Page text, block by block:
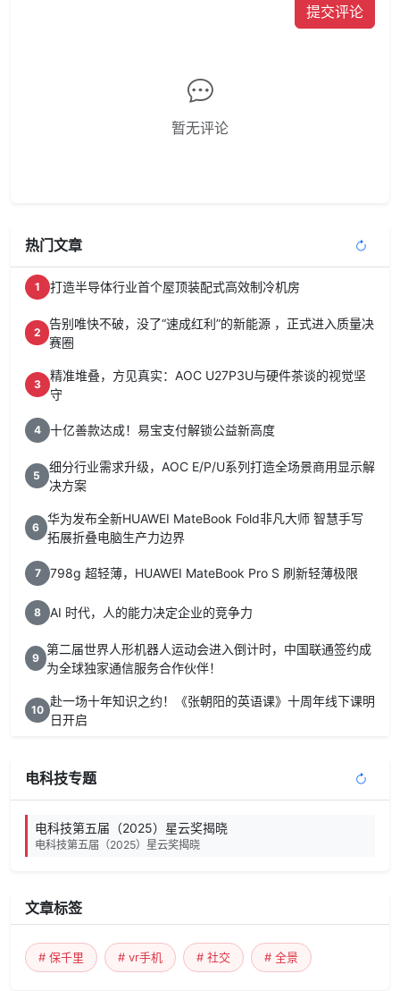
提交评论
暂无评论
热门文章
1 打造半导体行业首个屋顶装配式高效制冷机房
2
告别唯快不破，没了“速成红利”的新能源 ，正式进入质量决
赛圈
3
精准堆叠，方见真实：AOC U27P3U与硬件茶谈的视觉坚
守
4 十亿善款达成！易宝支付解锁公益新高度
5
细分行业需求升级，AOC E/P/U系列打造全场景商用显示解
决方案
6
华为发布全新HUAWEI MateBook Fold非凡大师 智慧手写
拓展折叠电脑生产力边界
7 798g 超轻薄，HUAWEI MateBook Pro S 刷新轻薄极限
8 AI 时代，人的能力决定企业的竞争力
9
第二届世界人形机器人运动会进入倒计时，中国联通签约成
为全球独家通信服务合作伙伴！
10
赴一场十年知识之约！《张朝阳的英语课》十周年线下课明
日开启
电科技专题
电科技第五届（2025）星云奖揭晓
电科技第五届（2025）星云奖揭晓
文章标签
# 保千里 # vr手机 # 社交 # 全景